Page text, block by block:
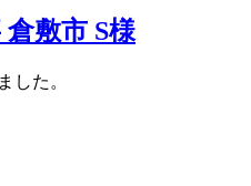
敷市 S様
した。